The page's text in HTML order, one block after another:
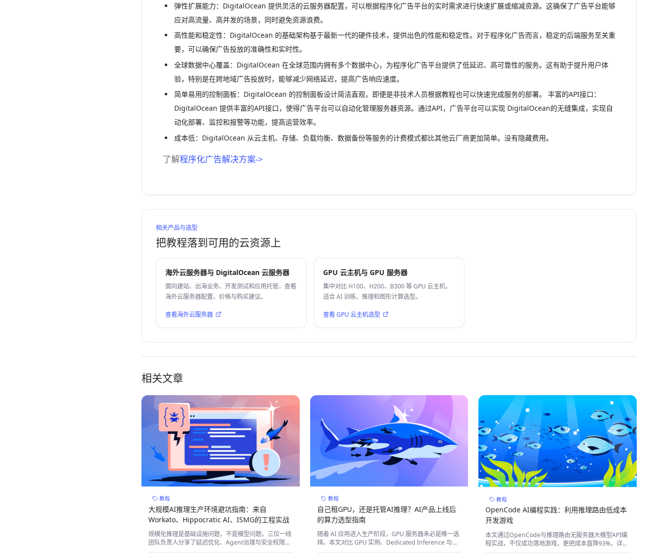
弹性扩展能力：DigitalOcean 提供灵活的云服务器配置，可以根据程序化广告平台的实时需求进行快速扩展或缩减资源。这确保了广告平台能够
应对高流量、高并发的场景，同时避免资源浪费。
高性能和稳定性：DigitalOcean 的基础架构基于最新一代的硬件技术，提供出色的性能和稳定性。对于程序化广告而言，稳定的后端服务至关重
要，可以确保广告投放的准确性和实时性。
全球数据中心覆盖：DigitalOcean 在全球范围内拥有多个数据中心，为程序化广告平台提供了低延迟、高可靠性的服务。这有助于提升用户体
验，特别是在跨地域广告投放时，能够减少网络延迟，提高广告响应速度。
简单易用的控制面板：DigitalOcean 的控制面板设计简洁直观，即便是非技术人员根据教程也可以快速完成服务的部署。 丰富的API接口：
DigitalOcean 提供丰富的API接口，使得广告平台可以自动化管理服务器资源。通过API，广告平台可以实现 DigitalOcean的无缝集成，实现自
动化部署、监控和报警等功能，提高运营效率。
成本低：DigitalOcean 从云主机、存储、负载均衡、数据备份等服务的计费模式都比其他云厂商更加简单。没有隐藏费用。
了解程序化广告解决方案->
相关产品与选型
把教程落到可用的云资源上
海外云服务器与 DigitalOcean 云服务器
面向建站、出海业务、开发测试和应用托管，查看
海外云服务器配置、价格与购买建议。
查看海外云服务器
GPU 云主机与 GPU 服务器
集中对比 H100、H200、B300 等 GPU 云主机，
适合 AI 训练、推理和图形计算选型。
查看 GPU 云主机选型
相关文章
教程
大规模AI推理生产环境避坑指南：来自
Workato、Hippocratic AI、ISMG的工程实战
规模化推理是基础设施问题，不是模型问题。三位一线
团队负责人分享了延迟优化、Agent治理与安全权限的
实战经验。
教程
自己租GPU，还是托管AI推理？AI产品上线后
的算力选型指南
随着 AI 应用进入生产阶段，GPU 服务器未必是唯一选
择。本文对比 GPU 实例、Dedicated Inference 与
Serverless Inference，帮助开发者从运维、性能、成
教程
OpenCode AI编程实践：利用推理路由低成本
开发游戏
本文通过OpenCode与推理路由无服务器大模型API编
程实战，不仅成功落地游戏，更把成本直降93%，详解
大模型选型避坑指南。